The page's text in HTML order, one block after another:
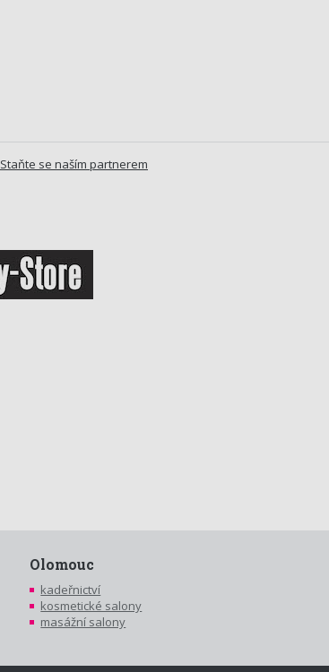
Staňte se naším partnerem
Olomouc
kadeřnictví
kosmetické salony
masážní salony